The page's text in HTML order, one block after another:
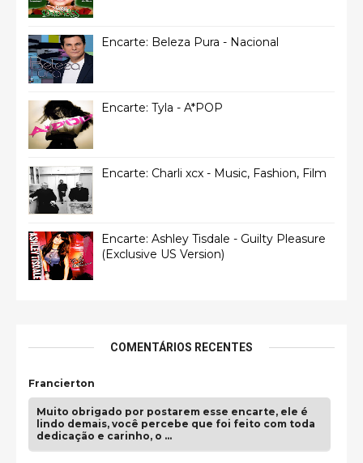
Encarte: Beleza Pura - Nacional
Encarte: Tyla - A*POP
Encarte: Charli xcx - Music, Fashion, Film
Encarte: Ashley Tisdale - Guilty Pleasure
(Exclusive US Version)
COMENTÁRIOS RECENTES
Francierton
Muito obrigado por postarem esse encarte, ele é
lindo demais, você percebe que foi feito com toda
dedicação e carinho, o …